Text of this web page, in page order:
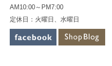
AM10:00～PM7:00
定休日：火曜日、水曜日